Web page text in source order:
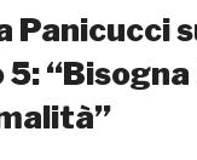
Panicucci